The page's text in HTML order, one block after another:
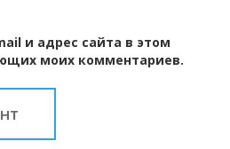
и адрес сайта в этом
моих комментариев.